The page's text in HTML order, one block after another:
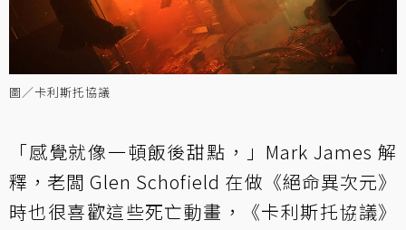
圖／卡利斯托協議
「感覺就像一頓飯後甜點，」Mark James 解
釋，老闆 Glen Schofield 在做《絕命異次元》
時也很喜歡這些死亡動畫，《卡利斯托協議》